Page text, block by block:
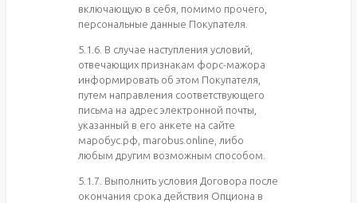
включающую в себя, помимо прочего,
персональные данные Покупателя.
5.1.6. В случае наступления условий,
отвечающих признакам форс-мажора
информировать об этом Покупателя,
путем направления соответствующего
письма на адрес электронной почты,
указанный в его анкете на сайте
маробус.рф, marobus.online, либо
любым другим возможным способом.
5.1.7. Выполнить условия Договора после
окончания срока действия Опциона в